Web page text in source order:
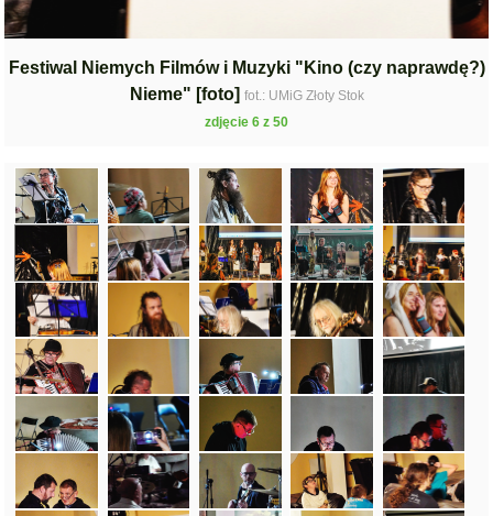
Festiwal Niemych Filmów i Muzyki "Kino (czy naprawdę?)
Nieme" [foto] fot.: UMiG Złoty Stok
zdjęcie 6 z 50